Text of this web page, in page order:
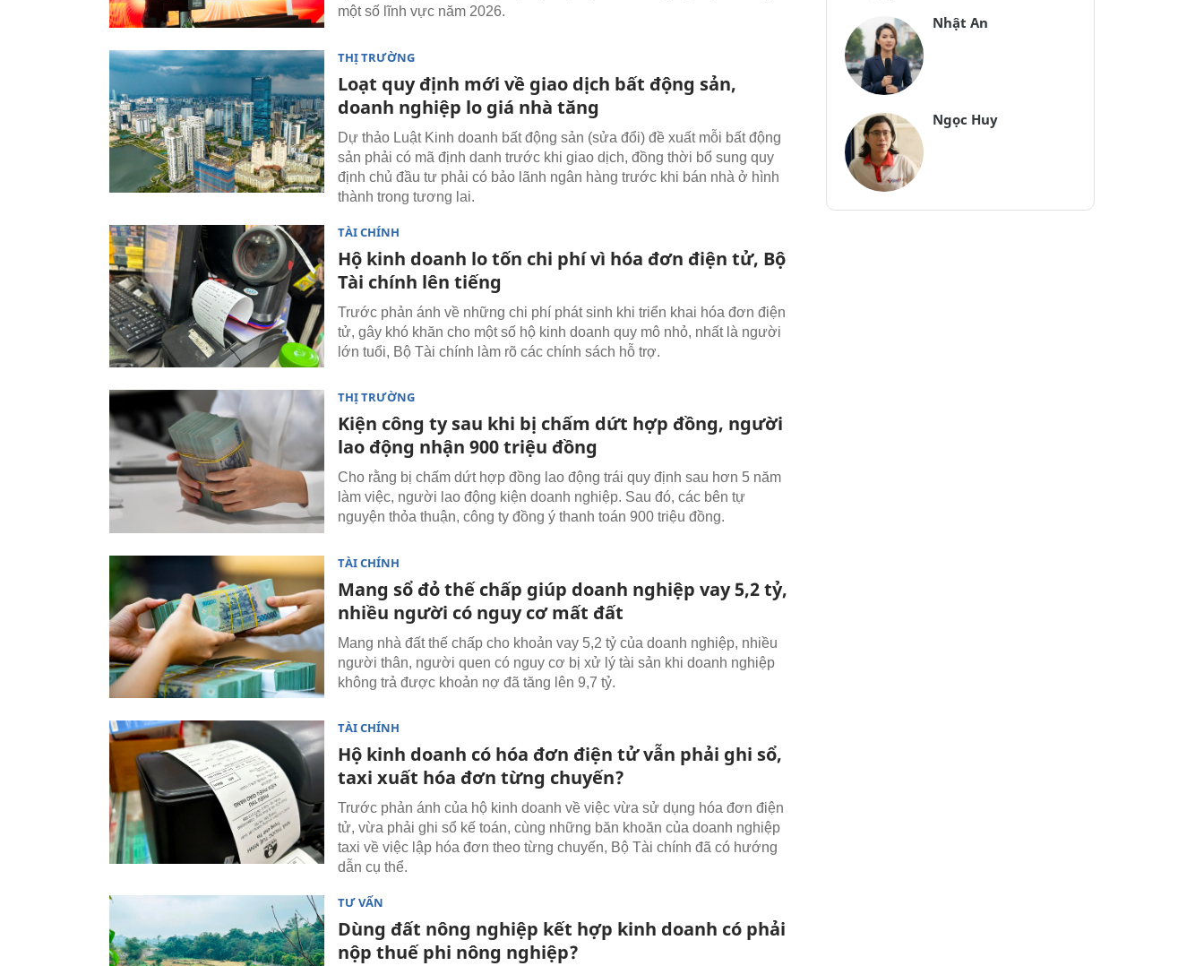
một số lĩnh vực năm 2026.
THỊ TRƯỜNG
Loạt quy định mới về giao dịch bất động sản,
doanh nghiệp lo giá nhà tăng
Dự thảo Luật Kinh doanh bất động sản (sửa đổi) đề xuất mỗi bất động
sản phải có mã định danh trước khi giao dịch, đồng thời bổ sung quy
định chủ đầu tư phải có bảo lãnh ngân hàng trước khi bán nhà ở hình
thành trong tương lai.
TÀI CHÍNH
Hộ kinh doanh lo tốn chi phí vì hóa đơn điện tử, Bộ
Tài chính lên tiếng
Trước phản ánh về những chi phí phát sinh khi triển khai hóa đơn điện
tử, gây khó khăn cho một số hộ kinh doanh quy mô nhỏ, nhất là người
lớn tuổi, Bộ Tài chính làm rõ các chính sách hỗ trợ.
THỊ TRƯỜNG
Kiện công ty sau khi bị chấm dứt hợp đồng, người
lao động nhận 900 triệu đồng
Cho rằng bị chấm dứt hợp đồng lao động trái quy định sau hơn 5 năm
làm việc, người lao động kiện doanh nghiệp. Sau đó, các bên tự
nguyện thỏa thuận, công ty đồng ý thanh toán 900 triệu đồng.
TÀI CHÍNH
Mang sổ đỏ thế chấp giúp doanh nghiệp vay 5,2 tỷ,
nhiều người có nguy cơ mất đất
Mang nhà đất thế chấp cho khoản vay 5,2 tỷ của doanh nghiệp, nhiều
người thân, người quen có nguy cơ bị xử lý tài sản khi doanh nghiệp
không trả được khoản nợ đã tăng lên 9,7 tỷ.
TÀI CHÍNH
Hộ kinh doanh có hóa đơn điện tử vẫn phải ghi sổ,
taxi xuất hóa đơn từng chuyến?
Trước phản ánh của hộ kinh doanh về việc vừa sử dụng hóa đơn điện
tử, vừa phải ghi sổ kế toán, cùng những băn khoăn của doanh nghiệp
taxi về việc lập hóa đơn theo từng chuyến, Bộ Tài chính đã có hướng
dẫn cụ thể.
TƯ VẤN
Dùng đất nông nghiệp kết hợp kinh doanh có phải
nộp thuế phi nông nghiệp?
Nhật An
Ngọc Huy